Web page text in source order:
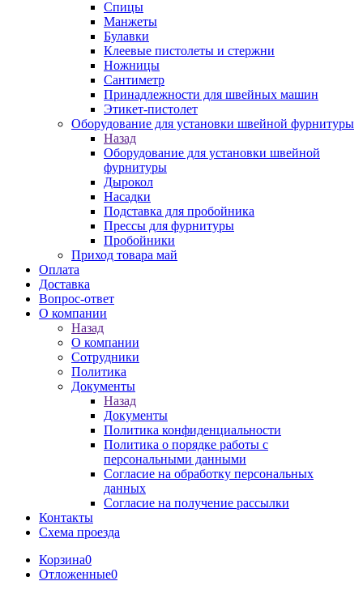
Спицы
Манжеты
Булавки
Клеевые пистолеты и стержни
Ножницы
Сантиметр
Принадлежности для швейных машин
Этикет-пистолет
Оборудование для установки швейной фурнитуры
Назад
Оборудование для установки швейной
фурнитуры
Дырокол
Насадки
Подставка для пробойника
Прессы для фурнитуры
Пробойники
Приход товара май
Оплата
Доставка
Вопрос-ответ
О компании
Назад
О компании
Сотрудники
Политика
Документы
Назад
Документы
Политика конфиденциальности
Политика о порядке работы с
персональными данными
Согласие на обработку персональных
данных
Согласие на получение рассылки
Контакты
Схема проезда
Корзина0
Отложенные0